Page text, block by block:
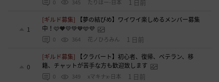
0 345 たりほー-日本 1 日前
1
[ギルド募集]
【夢の結びめ】ワイワイ楽しめるメンバー募集
中！🩷🧡💛💚💙🩵💜
0 364 花ノひろみん 1 日前
0
[ギルド募集]
【クラバート】初心者、復帰、ベテラン、移
籍、チャットが苦手な方も歓迎致します
0 349 xマキナx-日本 1 日前